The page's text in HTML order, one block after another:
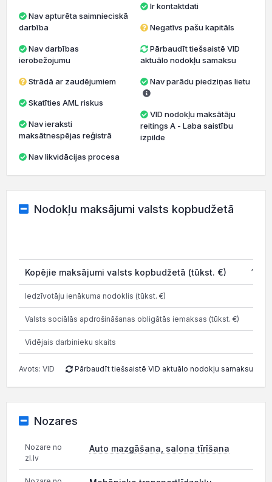
darbība
ierobežojumu
Strādā ar zaudējumiem
Skatīties AML riskus
maksātnespējas reģistrā
Nav likvidācijas procesa
Ir kontaktdati
Negatīvs pašu kapitāls
Pārbaudīt tiešsaistē VID
aktuālo nodokļu samaksu
Nav parādu piedziņas lietu
VID nodokļu maksātāju
reitings A - Laba saistību
izpilde
Nodokļu maksājumi valsts kopbudžetā
Kopējie maksājumi valsts kopbudžetā (tūkst. €)
Iedzīvotāju ienākuma nodoklis (tūkst. €)
Valsts sociālās apdrošināšanas obligātās iemaksas (tūkst. €)
Vidējais darbinieku skaits
Avots: VID Pārbaudīt tiešsaistē VID aktuālo nodokļu samaksu
Nozares
Nozare no
zl.lv
Auto mazgāšana, salona tīrīšana